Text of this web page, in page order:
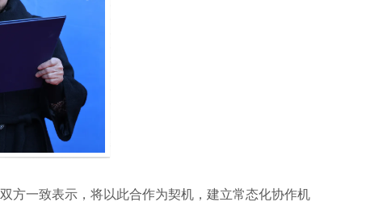
方一致表示，将以此合作为契机，建立常态化协作机